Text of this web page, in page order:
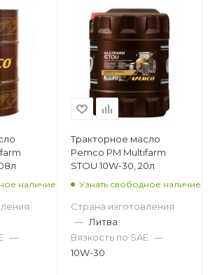
наличие
—
Тракторное масло
Pemco PM Multifarm
STOU 10W-30, 20л
Узнать свободное наличие
Страна изготовления
— Литва
Вязкость по SAE —
10W-30